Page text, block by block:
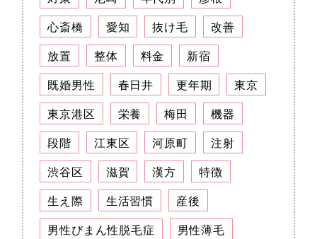
心斎橋
愛知 抜け毛
改善
放置
整体 料金
新宿
既婚男性
春日井 更年期
東京
東京港区
栄養 梅田
機器
段階
江東区 河原町
注射
渋谷区
滋賀 漢方
特徴
生え際
生活習慣
産後
男性びまん性脱毛症
男性薄毛